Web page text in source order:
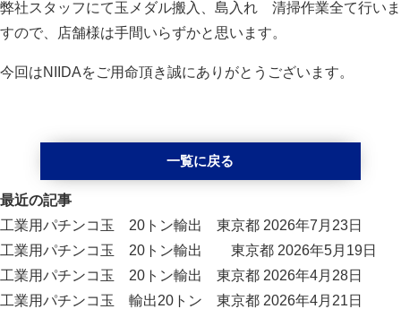
弊社スタッフにて玉メダル搬入、島入れ 清掃作業全て行いま
すので、店舗様は手間いらずかと思います。
今回はNIIDAをご用命頂き誠にありがとうございます。
一覧に戻る
最近の記事
工業用パチンコ玉 20トン輸出 東京都 2026年7月23日
工業用パチンコ玉 20トン輸出 東京都 2026年5月19日
工業用パチンコ玉 20トン輸出 東京都 2026年4月28日
工業用パチンコ玉 輸出20トン 東京都 2026年4月21日